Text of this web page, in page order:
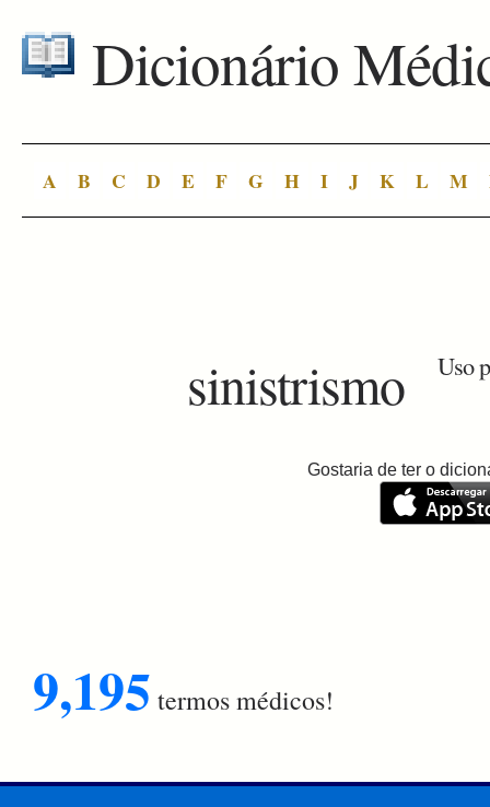
Dicionário
A B C D E F G H I J K L M
sinistrismo Uso
Gostaria de ter o
9,195 termos médicos!